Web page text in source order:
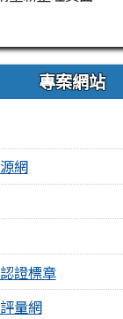
專案網站
網
證標章
量網